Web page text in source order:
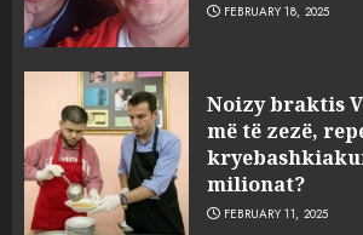
FEBRUARY 18, 2025
Noizy braktis
më të zezë,
milionat?
FEBRUARY 11, 2025
3
sulmuan “One
ngjarja u
serverat?
MARCH 25, 2025